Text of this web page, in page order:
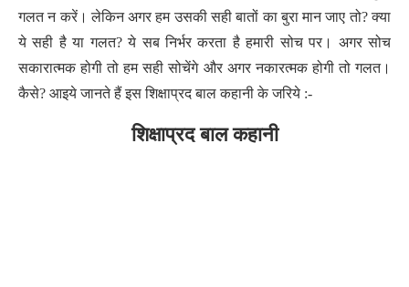
गलत न करें। लेकिन अगर हम उसकी सही बातों का बुरा मान जाए तो? क्या
ये सही है या गलत? ये सब निर्भर करता है हमारी सोच पर। अगर सोच
सकारात्मक होगी तो हम सही सोचेंगे और अगर नकारत्मक होगी तो गलत।
कैसे? आइये जानते हैं इस शिक्षाप्रद बाल कहानी के जरिये :-
शिक्षाप्रद बाल कहानी